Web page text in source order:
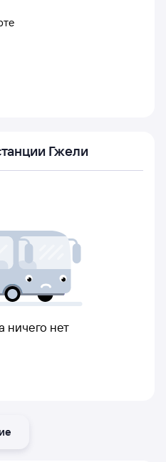
Гжели
ничего нет